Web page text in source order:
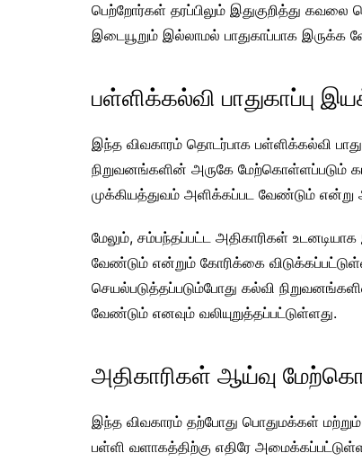
பெற்றோர்கள் தரப்பிலும் இதுகுறித்து கவலை
இடையூறும் இல்லாமல் பாதுகாப்பாக
பள்ளிக்கல்வி பாதுகாப்பு
இந்த விவகாரம் தொடர்பாக பள்ளிக்கல்வி
நிறுவனங்களின் அருகே மேற்கொள்ளப்படும்
முக்கியத்துவம் அளிக்கப்பட வேண்டும் என்று
மேலும், சம்பந்தப்பட்ட அதிகாரிகள்
வேண்டும் என்றும் கோரிக்கை
செயல்படுத்தப்படும்போது கல்வி
வேண்டும் எனவும் வலியுறுத்தப்பட்டுள்ளது.
அதிகாரிகள் ஆய்வு
இந்த விவகாரம் தற்போது பொதுமக்கள்
பள்ளி வளாகத்திற்கு எதிரே